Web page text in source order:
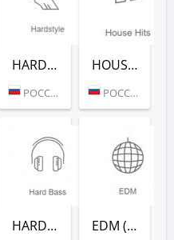
HARDSTYLE (РАДИО РЕКОРД)
РОССИЯ (МОСКВА)
HOUSE HITS (РАДИО РЕКОРД)
РОССИЯ (МОСКВА)
HARD BASS (РАДИО РЕКОРД) EDM (РАДИО РЕКОРД)